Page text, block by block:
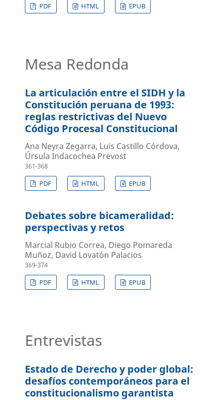
PDF HTML EPUB
Mesa Redonda
La articulación entre el SIDH y la
Constitución peruana de 1993:
reglas restrictivas del Nuevo
Código Procesal Constitucional
Ana Neyra Zegarra, Luis Castillo Córdova,
Úrsula Indacochea Prevost
361-368
PDF
HTML EPUB
Debates sobre bicameralidad:
perspectivas y retos
Marcial Rubio Correa, Diego Pomareda
Muñoz, David Lovatón Palacios
369-374
PDF
HTML EPUB
Entrevistas
Estado de Derecho y poder global:
desafíos contemporáneos para el
constitucionalismo garantista